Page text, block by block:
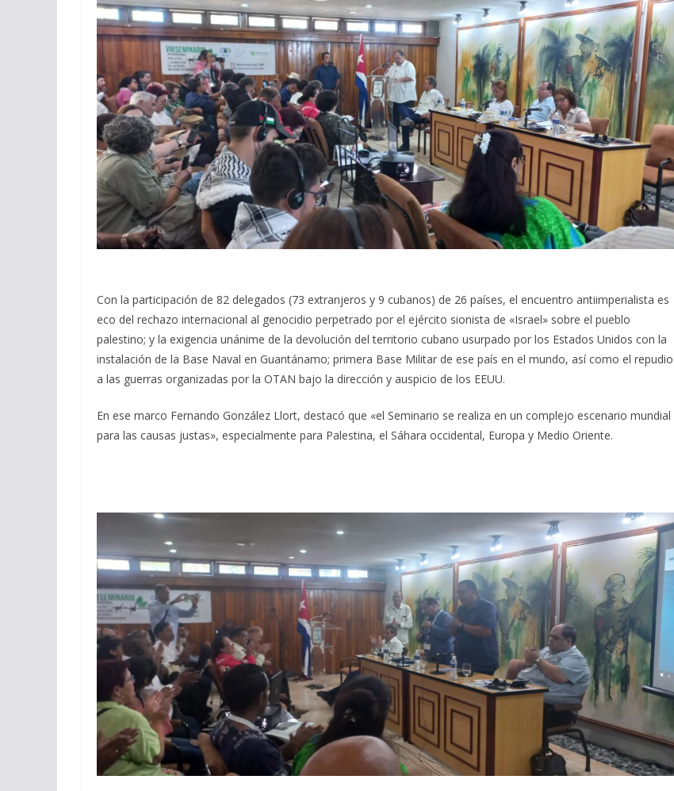
Con la participación de 82 delegados (73 extranjeros y 9 cubanos) de 26 países, el encuentro antiimperialista es
eco del rechazo internacional al genocidio perpetrado por el ejército sionista de «Israel» sobre el pueblo
palestino; y la exigencia unánime de la devolución del territorio cubano usurpado por los Estados Unidos con la
instalación de la Base Naval en Guantánamo; primera Base Militar de ese país en el mundo, así como el repudio
a las guerras organizadas por la OTAN bajo la dirección y auspicio de los EEUU.
En ese marco Fernando González Llort, destacó que «el Seminario se realiza en un complejo escenario mundial
para las causas justas», especialmente para Palestina, el Sáhara occidental, Europa y Medio Oriente.